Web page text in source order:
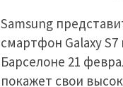
Samsung
смартфон Galaxy
Барселоне 21
покажет свои